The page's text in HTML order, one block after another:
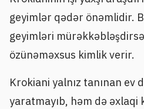
geyimlər qədər önəmlidir.
geyimləri
özünəməxsus kimlik verir.
Krokiani yalnız tanınan ev
yaratmayıb, həm də əxlaqi